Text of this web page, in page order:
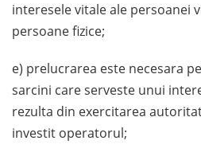
interesele vitale ale persoanei
persoane fizice;
e) prelucrarea este necesara
sarcini care serveste unui
rezulta din exercitarea
investit operatorul;